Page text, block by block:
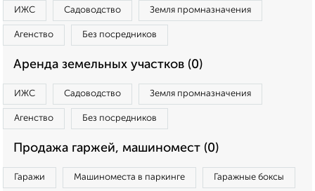
ИЖС Садоводство Земля промназначения
Агенство Без посредников
Аренда земельных участков (0)
ИЖС Садоводство Земля промназначения
Агенство Без посредников
Продажа гаржей, машиномест (0)
Гаражи Машиноместа в паркинге Гаражные боксы